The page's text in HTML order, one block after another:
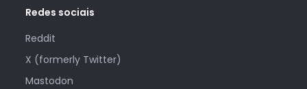
Redes sociais
Reddit
X (formerly Twitter)
Mastodon